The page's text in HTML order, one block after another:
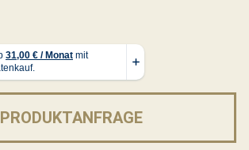
PRODUKTANFRAGE